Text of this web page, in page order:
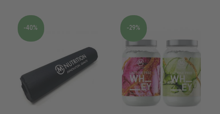
-40% -29%